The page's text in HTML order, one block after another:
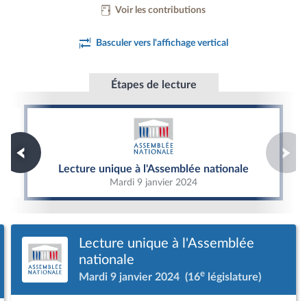
Voir les contributions
Basculer vers l'affichage vertical
Étapes de lecture
Lecture unique à l'Assemblée nationale
Mardi 9 janvier 2024
Lecture unique à l'Assemblée nationale
Lecture unique à l'Assemblée
nationale
Mardi 9 janvier 2024 (16elégislature)